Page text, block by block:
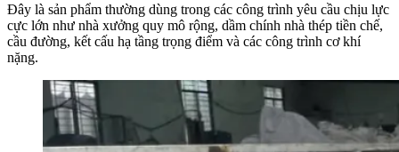
Đây là sản phẩm thường dùng trong các công trình yêu cầu chịu lực
cực lớn như nhà xưởng quy mô rộng, dầm chính nhà thép tiền chế,
cầu đường, kết cấu hạ tầng trọng điểm và các công trình cơ khí
nặng.